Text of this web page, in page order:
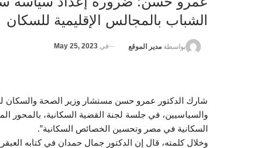
الشباب بالمجالس الإقليمية للسكان
بواسطة مدير الموقع في May 25, 2023
شارك الدكتور عمرو حسن مستشار وزير الصحة والسكان
والسياسيين، في جلسة لجنة القضية السكانية، بالمحور
السكانية في مصر وتحسين الخصائص السكانية”.
وخلال كلمته، قال إن الدكتور جمال حمدان في كتابه